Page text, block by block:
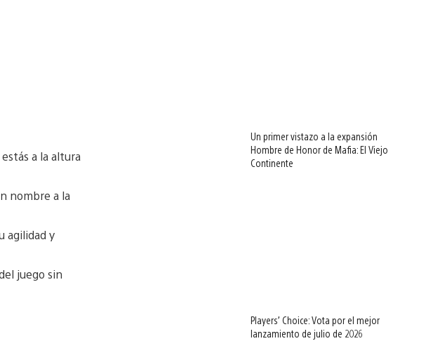
a la altura
nombre a la
agilidad y
juego sin
Un primer vistazo a la expansión
Hombre de Honor de Mafia: El Viejo
Continente
Players’ Choice: Vota por el mejor
lanzamiento de julio de 2026